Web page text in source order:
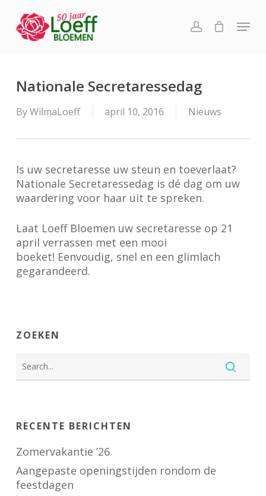
main
account
Menu
Nationale Secretaressedag
ByWilmaLoeff april 10, 2016 Nieuws
Is uw secretaresse uw steun en toeverlaat?
Nationale Secretaressedag is dé dag om uw
waardering voor haar uit te spreken.
Laat Loeff Bloemen uw secretaresse op 21
april verrassen met een mooi
boeket! Eenvoudig, snel en een glimlach
gegarandeerd.
ZOEKEN
RECENTE BERICHTEN
Zomervakantie ’26
Aangepaste openingstijden rondom de
feestdagen